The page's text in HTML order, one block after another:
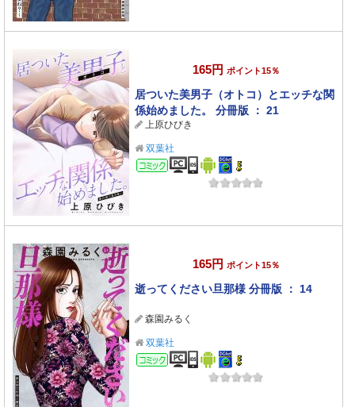
165円 ポイント15％
居ついた美男子（オトコ）とエッチな関
係始めました。 分冊版 ： 21
上原ひびき
双葉社
コミック
165円 ポイント15％
逝ってください旦那様 分冊版 ： 14
森園みるく
双葉社
コミック